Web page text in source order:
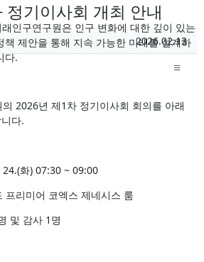
인구연구원은 인구 변화에 대한 깊이 있는
책 제안을 통해 지속 가능한 미래를 설계하
다.
정기이사회 개최 안내
작성일
2026.02.13
2026년 제1차 정기이사회 회의를 아래
다.
화) 07:30 ~ 09:00
프리미어 코엑스 제네시스 룸
및 감사 1명